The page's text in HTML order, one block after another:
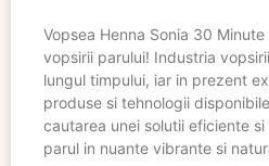
Vopsea Henna Sonia 30
vopsirii parului! Industria
lungul timpului, iar in prezent
produse si tehnologii
cautarea unei solutii eficiente
parul in nuante vibrante si